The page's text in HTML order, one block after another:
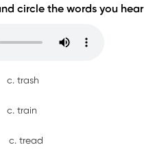
circle the words you hear
trash
train
tread